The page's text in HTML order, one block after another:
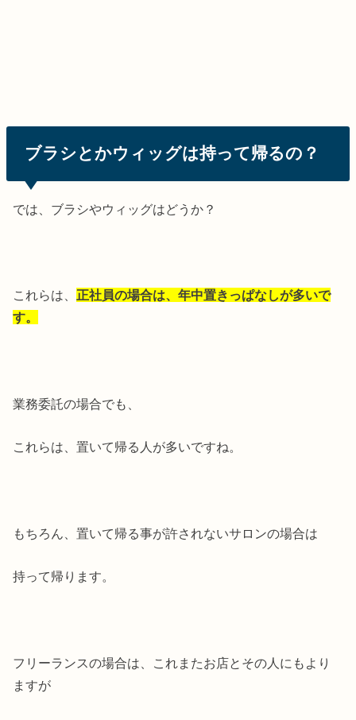
ブラシとかウィッグは持って帰るの？
では、ブラシやウィッグはどうか？
これらは、 正社員の場合は、年中置きっぱなしが多いで
す。
業務委託の場合でも、
これらは、置いて帰る人が多いですね。
もちろん、置いて帰る事が許されないサロンの場合は
持って帰ります。
フリーランスの場合は、これまたお店とその人にもより
ますが